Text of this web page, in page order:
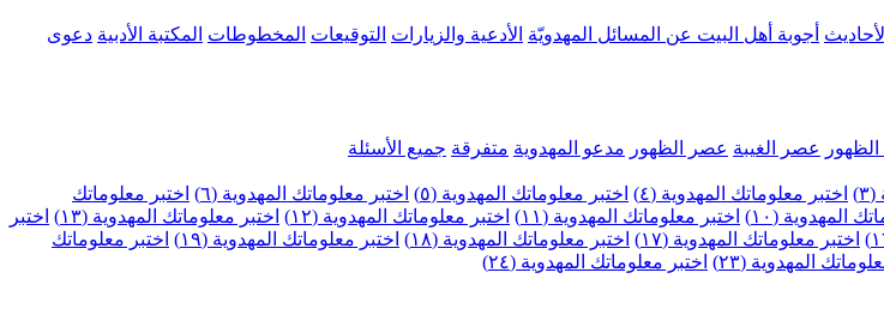
أجوبة أهل البيت عن المسائل المهدويّة الأدعية والزيارات التوقيعات المخطوطات المكتبة الأدبية دعوى
عصر الغيبة عصر الظهور مدعو المهدوية متفرقة جميع الأسئلة
اختبر معلوماتك المهدوية (٤) اختبر معلوماتك المهدوية (٥) اختبر معلوماتك المهدوية (٦)
اختبر معلوماتك
المهدوية (١٠) اختبر معلوماتك المهدوية (١١) اختبر معلوماتك المهدوية (١٢) اختبر معلوماتك المهدوية (١٣)
اختبر
اختبر معلوماتك المهدوية (١٧) اختبر معلوماتك المهدوية (١٨) اختبر معلوماتك المهدوية (١٩)
اختبر معلوماتك
المهدوية (٢٣)
اختبر معلوماتك المهدوية (٢٤)